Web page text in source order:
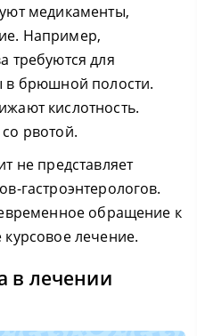
медикаменты,
Например,
требуются для
в брюшной полости.
кислотность.
рвотой.
не представляет
гастроэнтерологов.
обращение к
лечение.
в лечении